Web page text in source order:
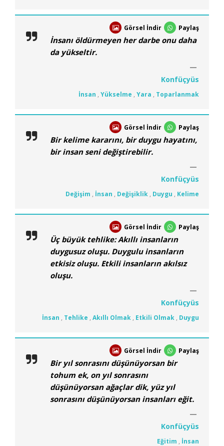
Görsel İndir Paylaş
İnsanı öldürmeyen her darbe onu daha
da yükseltir.
Konfüçyüs
İnsan , Yükselme , Yara , Toparlanmak
Görsel İndir Paylaş
Bir kelime kararını, bir duygu hayatını,
bir insan seni değiştirebilir.
Konfüçyüs
Değişim , İnsan , Değişiklik , Duygu , Kelime
Görsel İndir Paylaş
Üç büyük tehlike: Akıllı insanların
duygusuz oluşu. Duygulu insanların
etkisiz oluşu. Etkili insanların akılsız
oluşu.
Konfüçyüs
İnsan , Tehlike , Akıllı Olmak , Etkili Olmak , Duygu
Görsel İndir Paylaş
Bir yıl sonrasını düşünüyorsan bir
tohum ek, on yıl sonrasını
düşünüyorsan ağaçlar dik, yüz yıl
sonrasını düşünüyorsan insanları eğit.
Konfüçyüs
Eğitim , İnsan